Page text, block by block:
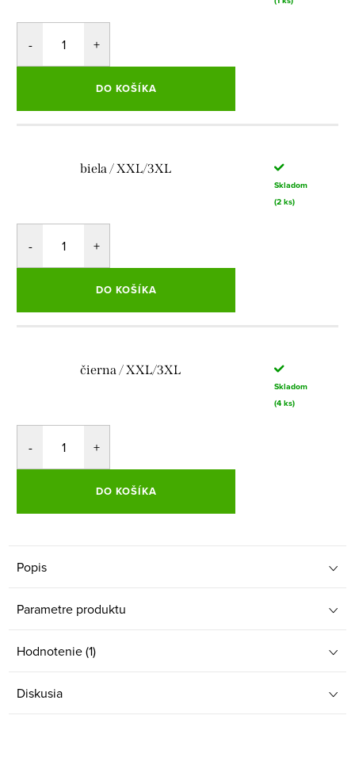
DO KOŠÍKA
biela / XXL/3XL
Skladom
(2 ks)
DO KOŠÍKA
čierna / XXL/3XL
Skladom
(4 ks)
DO KOŠÍKA
Popis
Parametre produktu
Hodnotenie (1)
Diskusia